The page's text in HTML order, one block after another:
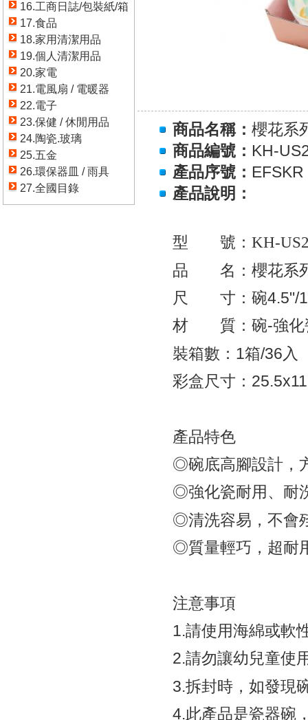
16.工商日誌/包裝紙/箱
17.食品
18.家用清潔用品
19.個人清潔用品
20.家電
21.電風扇 / 電暖器
22.電子
23.保健 / 休閒用品
24.陶瓷.玻璃
25.五金
26.環保器皿 / 雨具
27.全國目錄
商品名稱： 櫻花系
商品編號： KH-
產品序號： EFSKR
產品說明：
型 號：KH-
品 名：櫻花系
尺 寸：碗4.5"/
材 質：碗-強化
裝箱數： 1箱/36入
彩盒尺寸：
產品特色
◎碗底高腳設計，
◎強化瓷耐用、耐
◎清洗容易，不會
◎質量輕巧，超耐
注意事項
1.請使用海綿或軟
2.請勿讓幼兒童使
3.拆封時，如發現
4.此產品是瓷器碗